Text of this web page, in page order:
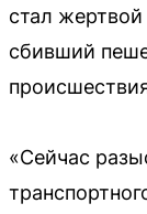
стал
сбивший
«Сейчас